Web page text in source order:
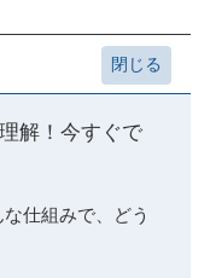
解！今すぐで
仕組みで、どう